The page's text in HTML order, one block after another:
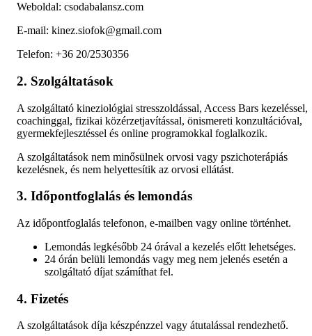
Weboldal: csodabalansz.com
E-mail: kinez.siofok@gmail.com
Telefon: +36 20/2530356
2. Szolgáltatások
A szolgáltató kineziológiai stresszoldással, Access Bars kezeléssel,
coachinggal, fizikai közérzetjavítással, önismereti konzultációval,
gyermekfejlesztéssel és online programokkal foglalkozik.
A szolgáltatások nem minősülnek orvosi vagy pszichoterápiás
kezelésnek, és nem helyettesítik az orvosi ellátást.
3. Időpontfoglalás és lemondás
Az időpontfoglalás telefonon, e-mailben vagy online történhet.
Lemondás legkésőbb 24 órával a kezelés előtt lehetséges.
24 órán belüli lemondás vagy meg nem jelenés esetén a
szolgáltató díjat számíthat fel.
4. Fizetés
A szolgáltatások díja készpénzzel vagy átutalással rendezhető.